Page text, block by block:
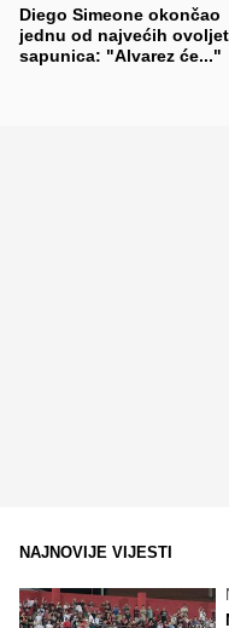
Diego Simeone okončao
jednu od najvećih
sapunica: "Alvarez će..."
NAJNOVIJE VIJESTI